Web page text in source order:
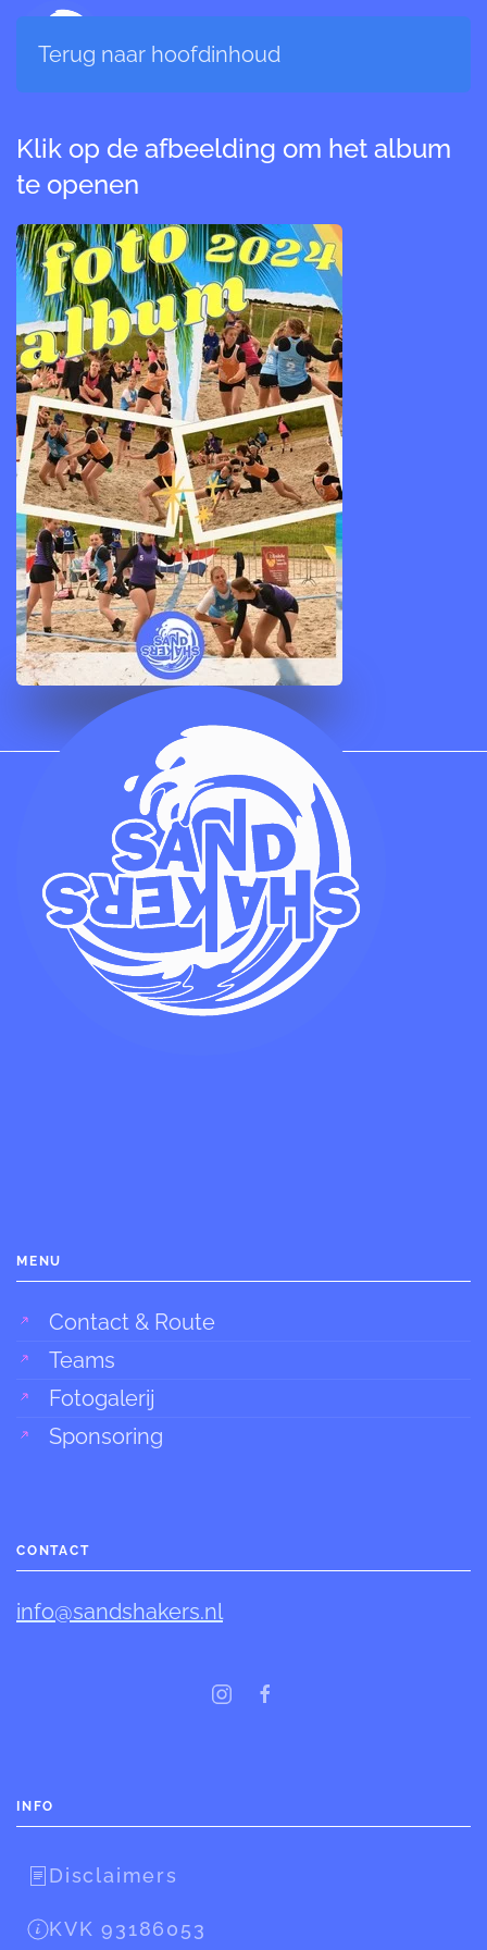
Terug naar hoofdinhoud
Klik op de afbeelding om het album
te openen
MENU
Contact & Route
Teams
Fotogalerij
Sponsoring
CONTACT
info@sandshakers.nl
INFO
Disclaimers
KVK 93186053